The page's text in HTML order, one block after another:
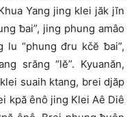
Yang jing klei jăk jĭn
ƀai”, jing phung amâo
lu “phung đru kčĕ ƀai”,
srăng “lĕ”. Kyuanăn,
suaih ktang, brei djăp
kpă ênô jing Klei Aê Diê